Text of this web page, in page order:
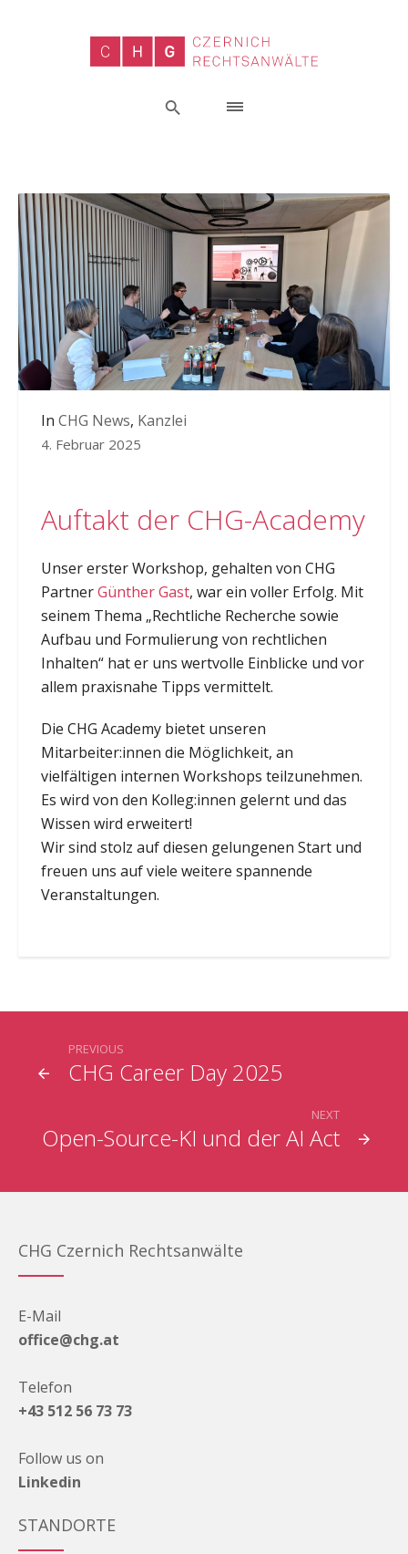
In CHG News, Kanzlei
4. Februar 2025
Auftakt der CHG-Academy
Unser erster Workshop, gehalten von CHG
PartnerGünther Gast, war ein voller Erfolg. Mit
seinem Thema „Rechtliche Recherche sowie
Aufbau und Formulierung von rechtlichen
Inhalten“ hat er uns wertvolle Einblicke und vor
allem praxisnahe Tipps vermittelt.
Die CHG Academy bietet unseren
Mitarbeiter:innen die Möglichkeit, an
vielfältigen internen Workshops teilzunehmen.
Es wird von den Kolleg:innen gelernt und das
Wissen wird erweitert!
Wir sind stolz auf diesen gelungenen Start und
freuen uns auf viele weitere spannende
Veranstaltungen.
CHG Career Day 2025
PREVIOUS
Open-Source-KI und der AI Act
NEXT
CHG Czernich Rechtsanwälte
E-Mail
office@chg.at
Telefon
+43 512 56 73 73
Follow us on
Linkedin
STANDORTE